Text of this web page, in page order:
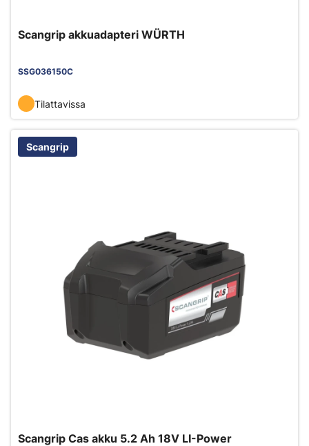
Scangrip akkuadapteri WÜRTH
SSG036150C
Tilattavissa
Scangrip
Scangrip Cas akku 5.2 Ah 18V LI-Power